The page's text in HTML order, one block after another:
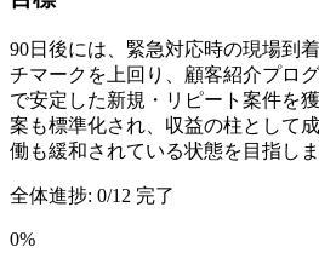
90日後には、緊急対応時の現場到
チマークを上回り、顧客紹介プロ
で安定した新規・リピート案件を
案も標準化され、収益の柱として
働も緩和されている状態を目指しま
全体進捗: 0/12 完了
0%